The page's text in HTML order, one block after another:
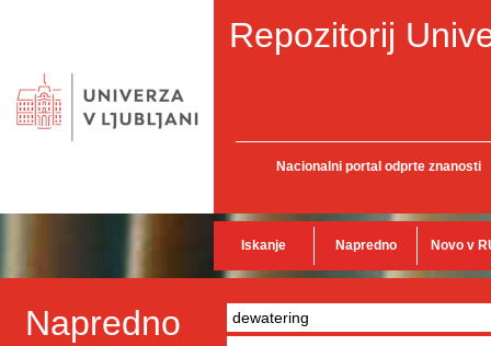
Repozitorij
Nacionalni portal odprte znanosti
Iskanje Napredno Novo v
Napredno